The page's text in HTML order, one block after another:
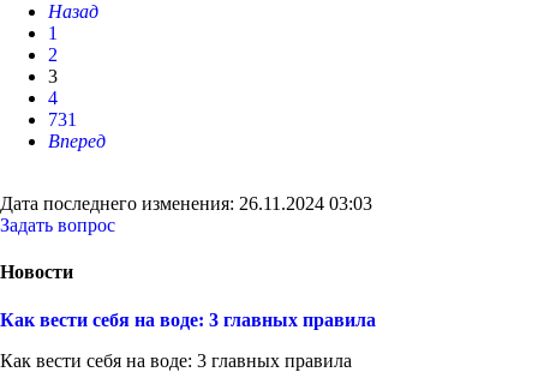
Назад
1
2
3
4
731
Вперед
Дата последнего изменения: 26.11.2024 03:03
Задать вопрос
Новости
Как вести себя на воде: 3 главных правила
Как вести себя на воде: 3 главных правила